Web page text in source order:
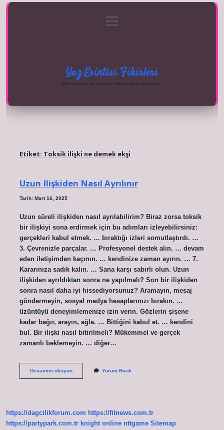
Gizlilik Politikası
menüyü
aç
Yaz Esintisi Fikirleri
Mevsimin enerjisiyle ilham dolu öneriler!
Etiket: Toksik ilişki ne demek ekşi
Uzun Ilişkiden Nasıl Ayrılınır
Tarih: Mart 16, 2025
Uzun süreli ilişkiden nasıl ayrılabilirim? Biraz zorsa toksik
bir ilişkiyi sona erdirmek için bu adımları izleyebilirsiniz:
gerçekleri kabul etmek. … bıraktığı izleri somutlaştırdı. …
3. Çevrenizle parçalar. … Profesyonel destek alın. … devam
eden iletişimden kaçının. … kendinize zaman ayırın. … 7.
Kararınıza sadık kalın. … Sana karşı sabırlı olun. Uzun
ilişkiden ayrıldıktan sonra ne yapılmalı? Son bir ilişkiden
sonra nasıl daha iyi hissediyorsunuz? Aramayın, mesaj
göndermeyin, sosyal medya hesaplarınızı bırakın. …
üzüntüyü deneyimlemenize izin verin. Gözlerin şişene
kadar bağır, arayın, ağla. … Bittiğini kabul et. … kendini
bul. Bir ilişki nasıl bitirilmeli? Mükemmel ve gerçek
zamanlı beklemeyin. … diğer…
Devamını okuyunUzun
Yorum Bırak
https://dagcilikforum.com https://fitnews.com.tr
https://partypark.com.tr knight online nttgame Sitemap